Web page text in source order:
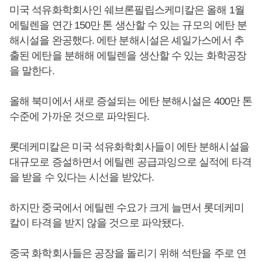
미국 석유화학회사인 쉐브론필립스케미칼은 올해 1월
에틸렌을 연간 150만 톤 생산할 수 있는 규모의 에탄 분
해시설을 완공했다. 에탄 분해시설은 셰일가스에서 추
출된 에탄을 분해해 에틸렌을 생산할 수 있는 화학공장
을 말한다.
올해 북미에서 새로 증설되는 에탄 분해시설은 400만 톤
수준에 가까운 것으로 파악된다.
롯데케미칼은 미국 석유화학회사들이 에탄 분해시설을
대규모로 증설하면서 에틸렌 공급과잉으로 실적에 타격
을 받을 수 있다는 시선을 받았다.
하지만 중국에서 에틸렌 수요가 크게 늘면서 롯데케미
칼이 타격을 받지 않을 것으로 파악됐다.
중국 화학회사들은 공장을 돌리기 위해 석탄을 주로 연